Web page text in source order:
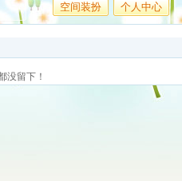
空间装扮 个人中心
没留下！